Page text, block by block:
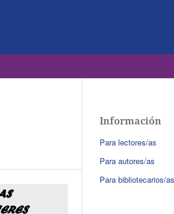
Información
Para lectores/as
Para autores/as
Para bibliotecarios/as